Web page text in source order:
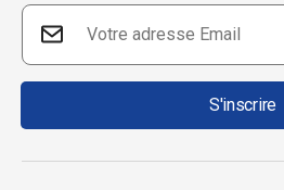
S'inscrire